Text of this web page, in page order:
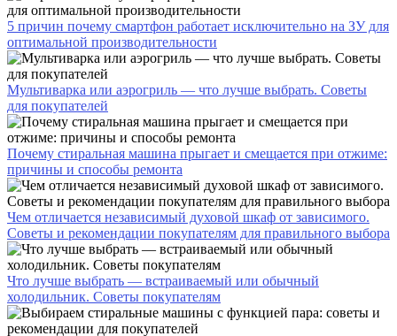
5 причин почему смартфон работает исключительно на ЗУ для
оптимальной производительности
Мультиварка или аэрогриль — что лучше выбрать. Советы
для покупателей
Почему стиральная машина прыгает и смещается при отжиме:
причины и способы ремонта
Чем отличается независимый духовой шкаф от зависимого.
Советы и рекомендации покупателям для правильного выбора
Что лучше выбрать — встраиваемый или обычный
холодильник. Советы покупателям